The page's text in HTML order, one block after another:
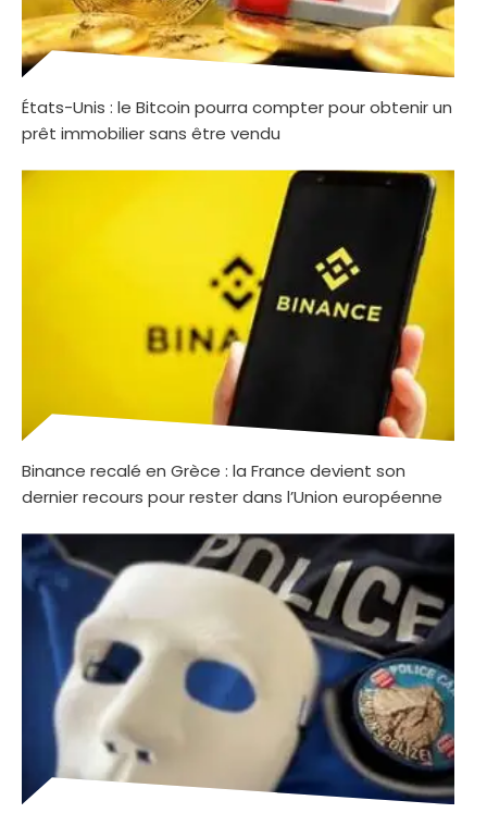
États-Unis : le Bitcoin pourra compter pour obtenir un
prêt immobilier sans être vendu
Binance recalé en Grèce : la France devient son
dernier recours pour rester dans l’Union européenne